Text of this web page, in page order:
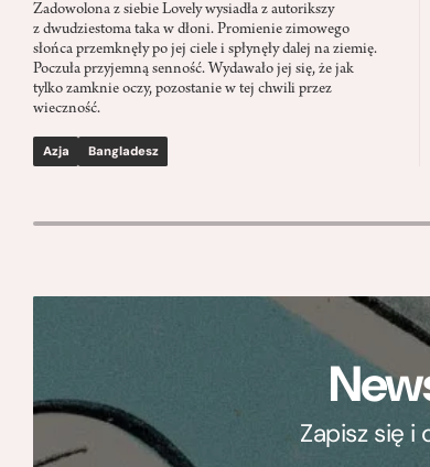
Zadowolona z siebie Lovely wysiadła z autorikszy
z dwudziestoma taka w dłoni. Promienie zimowego
słońca przemknęły po jej ciele i spłynęły dalej na ziemię.
Poczuła przyjemną senność. Wydawało jej się, że jak
tylko zamknie oczy, pozostanie w tej chwili przez
wieczność.
Azja Bangladesz
Zapisz się